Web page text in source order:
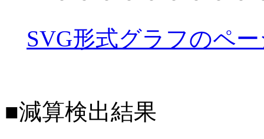
SVG形式グラフのペ
■減算検出結果